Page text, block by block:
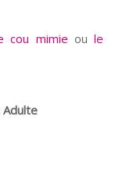
cou mimie oule
Adulte